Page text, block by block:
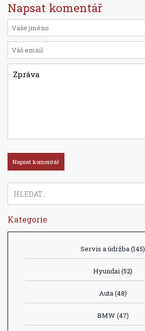
Napsat komentář
Kategorie
Servis a údržba(145)
Hyundai(52)
Auta(48)
BMW (47)